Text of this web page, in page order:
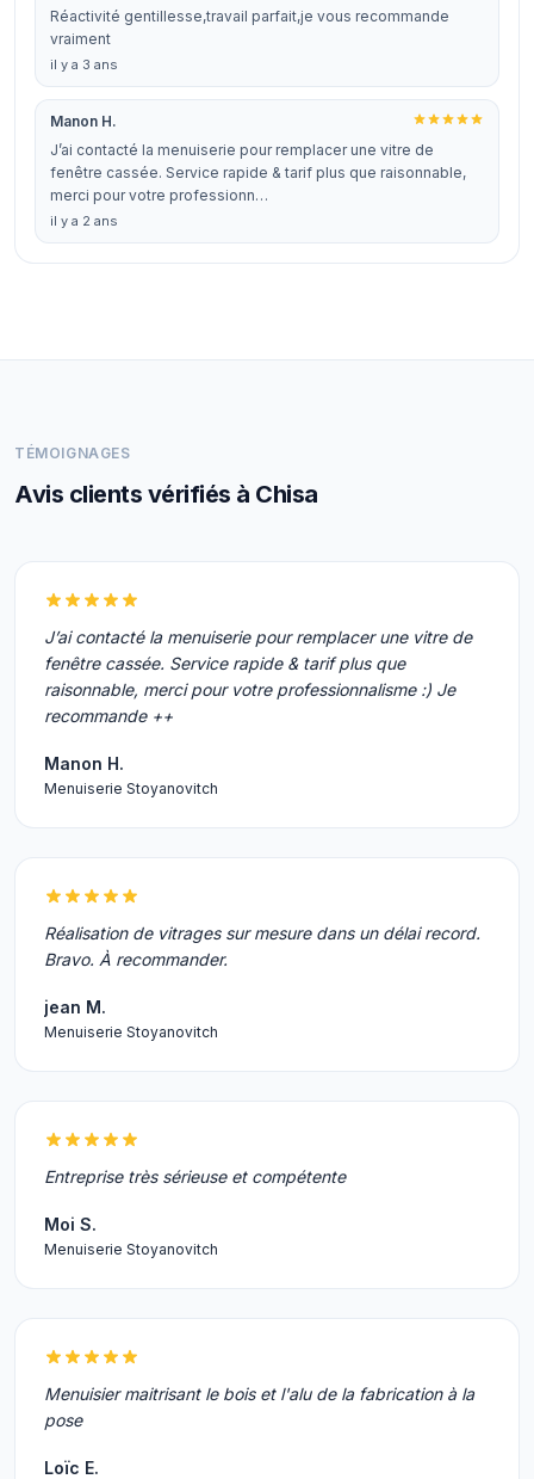
Réactivité gentillesse,travail parfait,je vous recommande
vraiment
il y a 3 ans
Manon H.
J’ai contacté la menuiserie pour remplacer une vitre de
fenêtre cassée. Service rapide & tarif plus que raisonnable,
merci pour votre professionn…
il y a 2 ans
TÉMOIGNAGES
Avis clients vérifiés à Chisa
J’ai contacté la menuiserie pour remplacer une vitre de
fenêtre cassée. Service rapide & tarif plus que
raisonnable, merci pour votre professionnalisme :) Je
recommande ++
Manon H.
Menuiserie Stoyanovitch
Réalisation de vitrages sur mesure dans un délai record.
Bravo. À recommander.
jean M.
Menuiserie Stoyanovitch
Entreprise très sérieuse et compétente
Moi S.
Menuiserie Stoyanovitch
Menuisier maitrisant le bois et l'alu de la fabrication à la
pose
Loïc E.